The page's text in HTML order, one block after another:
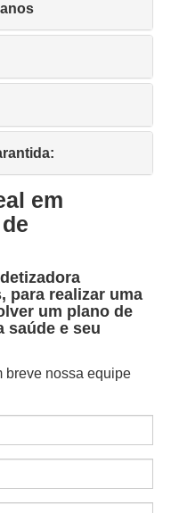
em
para realizar uma
um plano de
saúde e seu
breve nossa equipe